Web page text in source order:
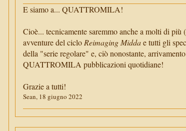
E siamo a... QUATTROMILA!
Cioè... tecnicamente saremmo anche a molti di più
avventure del cicloReimaging Middae tutti gli
della "serie regolare" e, ciò nonostante,
QUATTROMILA pubblicazioni quotidiane!
Grazie a tutti!
Sean, 18 giugno 2022